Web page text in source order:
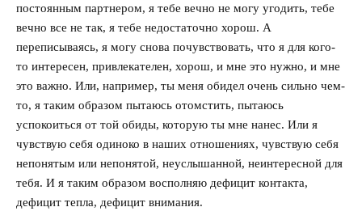
постоянным партнером, я тебе вечно не могу угодить, тебе
вечно все не так, я тебе недостаточно хорош. А
переписываясь, я могу снова почувствовать, что я для кого-
то интересен, привлекателен, хорош, и мне это нужно, и мне
это важно. Или, например, ты меня обидел очень сильно чем-
то, я таким образом пытаюсь отомстить, пытаюсь
успокоиться от той обиды, которую ты мне нанес. Или я
чувствую себя одиноко в наших отношениях, чувствую себя
непонятым или непонятой, неуслышанной, неинтересной для
тебя. И я таким образом восполняю дефицит контакта,
дефицит тепла, дефицит внимания.